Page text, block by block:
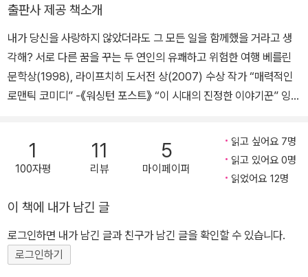
를 겪은 한 동독 청년의 이야기를 다룬 『새로운 인생』을 발표하면서
다시 주목을 받았다. 이 밖에 소설집 『핸드폰』(2007)으로는 라이프
치히 도서전 상을 받았고, 장편소설 『아담과 에블린』(2008)으로 그
해 독일 문학상 최종 후보로 올랐다. 잉고 슐체의 작품들은 대부분 독
일의 통일 과정과 통일 이후의 변화를 주제로 삼고 있다. 그는 전환기
현재의 새로운 인간의 삶과 사회 현실에 주목한다. 그리고 통일 과정
과 통일 후의 문제가 무엇인지, 더 나아가 문학이 어떠한 자세를 가져
어 세계에서 폭넓게 읽히고 있다. ‘독일 통일’이라는 역사적 사건을 정
면에서 다루고 있는 그의 작품들은 분단국가에 살고 있는 우리에게
더욱 중요한 의미를 지닌다. 그래서 2013년에 그는 만해 한용운을 기
리기 위해 제정된 만해대상을 수상하기도 했다.
럽, 소설에 빠지다 1』, 『1조 달러』, 『핸드폰』, 『섬광처럼 내리꽂히는
통찰력』, 『여성철학자』, 『헤겔』, 『연기와 지식의 감추어진 역사』, 『내
인생의 내비게이션』 등 다수가 있다.
출판사 제공 책소개
내가 당신을 사랑하지 않았더라도 그 모든 일을 함께했을 거라고 생
각해? 서로 다른 꿈을 꾸는 두 연인의 유쾌하고 위험한 여행 베를린
문학상(1998), 라이프치히 도서전 상(2007) 수상 작가 “매력적인
로맨틱 코미디” -《워싱턴 포스트》 “이 시대의 진정한 이야기꾼” 잉고
일 문학 하면 떠오르는 ‘진지함’ 혹은 ‘어려움’의 이미지를 벗어나 새
로운 방식의 가벼운 글쓰기를 통해 탁월한 문학성과 재미를 동시에
보여 준다. <아담과 에블린>은 슐체가 2008년 발표한 장편 소설로
고 전 세계 20여 개 언어로 번역, 출간되었다. 이 소설은 두 주인공 아
담과 에블린의 사랑 이야기다. 슐체는 통일 직전 동독을 배경으로 동
독에 머무르려는 아담과 서독으로 떠나려는 에블린의 이야기를 마치
한 편의 “로맨틱 코미디”(《워싱턴 포스트》)처럼 그려 냈다. 그는 성
1
100자평
11
리뷰
5
마이페이퍼
읽고 싶어요 7명
읽고 있어요 0명
읽었어요 12명
이 책에 내가 남긴 글
로그인하면 내가 남긴 글과 친구가 남긴 글을 확인할 수 있습니다.
로그인하기